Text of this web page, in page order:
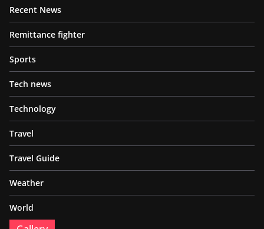
Recent News
Remittance fighter
Sports
Tech news
Technology
Travel
Travel Guide
Weather
World